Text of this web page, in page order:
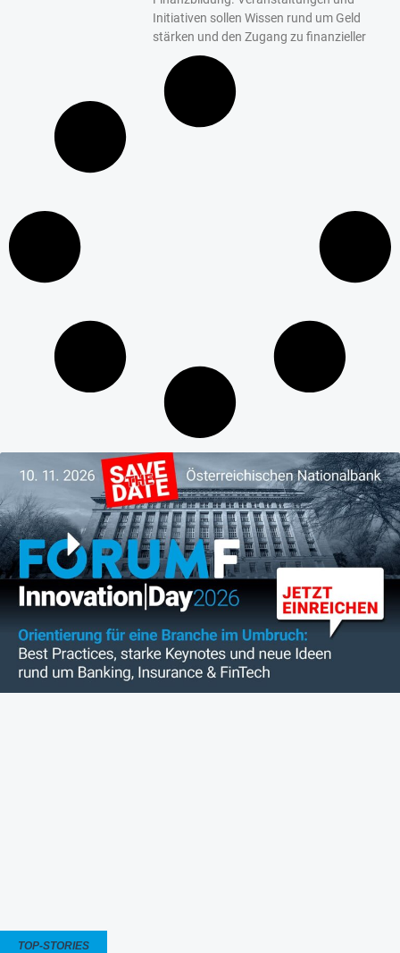
Initiativen sollen Wissen rund um Geld
stärken und den Zugang zu finanzieller
TOP-STORIES